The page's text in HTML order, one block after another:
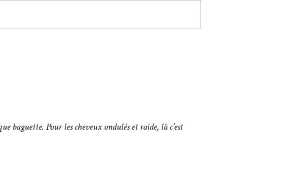
baguette. Pour les cheveux ondulés et raide, là c’est